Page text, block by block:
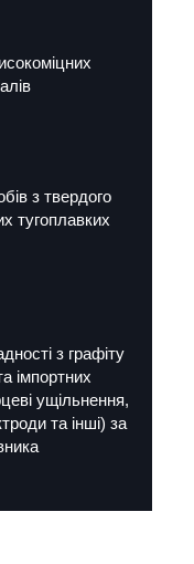
з твердого
тугоплавких
з графіту
імпортних
ущільнення,
та інші) за